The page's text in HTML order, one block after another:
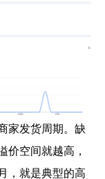
家发货周期。缺
价空间就越高，
，就是典型的高